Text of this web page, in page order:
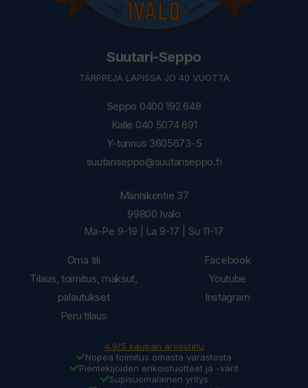
Suutari-Seppo
TÄRPPEJÄ LAPISSA JO 40 VUOTTA
Seppo 0400 192 648
Kalle 040 5074 691
Y-tunnus 3605673-5
suutariseppo@suutariseppo.fi
Oma tili
Tilaus, toimitus, maksut,
palautukset
Peru tilaus
Männiköntie 37
99800 Ivalo
Ma-Pe 9-19 | La 9-17 | Su 11-17
Facebook
Youtube
Instagram
4.9/5 kaupan arvostelu
Nopea toimitus omasta varastosta
Pientekijöiden erikoistuotteet ja -värit
Supisuomalainen yritys